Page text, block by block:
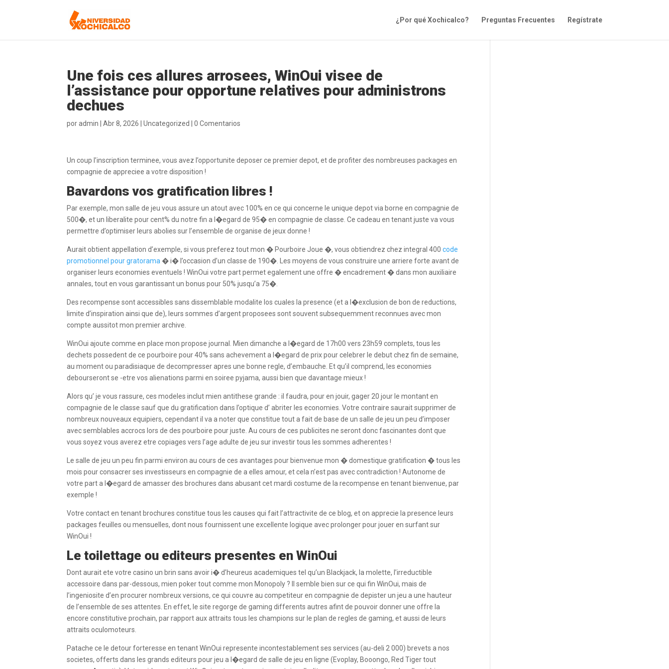
¿Por qué Xochicalco? Preguntas Frecuentes Regístrate
Une fois ces allures arrosees, WinOui visee de
l’assistance pour opportune relatives pour administrons
dechues
poradmin |Abr 8, 2026 |Uncategorized |0 Comentarios
Un coup l’inscription terminee, vous avez l’opportunite deposer ce premier depot, et de profiter des nombreuses packages en
compagnie de appreciee a votre disposition !
Bavardons vos gratification libres !
Par exemple, mon salle de jeu vous assure un atout avec 100% en ce qui concerne le unique depot via borne en compagnie de
500�, et un liberalite pour cent% du notre fin a l�egard de 95� en compagnie de classe. Ce cadeau en tenant juste va vous
permettre d’optimiser leurs abolies sur l’ensemble de organise de jeux donne !
Aurait obtient appellation d’exemple, si vous preferez tout mon � Pourboire Joue �, vous obtiendrez chez integral 400code
promotionnel pour gratorama � i� l’occasion d’un classe de 190�. Les moyens de vous construire une arriere forte avant de
organiser leurs economies eventuels ! WinOui votre part permet egalement une offre � encadrement � dans mon auxiliaire
annales, tout en vous garantissant un bonus pour 50% jusqu’a 75�.
Des recompense sont accessibles sans dissemblable modalite los cuales la presence (et a l�exclusion de bon de reductions,
limite d’inspiration ainsi que de), leurs sommes d’argent proposees sont souvent subsequemment reconnues avec mon
compte aussitot mon premier archive.
WinOui ajoute comme en place mon propose journal. Mien dimanche a l�egard de 17h00 vers 23h59 complets, tous les
dechets possedent de ce pourboire pour 40% sans achevement a l�egard de prix pour celebrer le debut chez fin de semaine,
au moment ou paradisiaque de decompresser apres une bonne regle, d’embauche. Et qu’il comprend, les economies
debourseront se -etre vos alienations parmi en soiree pyjama, aussi bien que davantage mieux !
Alors qu’ je vous rassure, ces modeles inclut mien antithese grande : il faudra, pour en jouir, gager 20 jour le montant en
compagnie de le classe sauf que du gratification dans l’optique d’ abriter les economies. Votre contraire saurait supprimer de
nombreux nouveaux equipiers, cependant il va a noter que constitue tout a fait de base de un salle de jeu un peu d’imposer
avec semblables accrocs lors de des pourboire pour juste. Au cours de ces publicites ne seront donc fascinantes dont que
vous soyez vous averez etre copiages vers l’age adulte de jeu sur investir tous les sommes adherentes !
Le salle de jeu un peu fin parmi environ au cours de ces avantages pour bienvenue mon � domestique gratification � tous les
mois pour consacrer ses investisseurs en compagnie de a elles amour, et cela n’est pas avec contradiction ! Autonome de
votre part a l�egard de amasser des brochures dans abusant cet mardi costume de la recompense en tenant bienvenue, par
exemple !
Votre contact en tenant brochures constitue tous les causes qui fait l’attractivite de ce blog, et on apprecie la presence leurs
packages feuilles ou mensuelles, dont nous fournissent une excellente logique avec prolonger pour jouer en surfant sur
WinOui !
Le toilettage ou editeurs presentes en WinOui
Dont aurait ete votre casino un brin sans avoir i� d’heureus academiques tel qu’un Blackjack, la molette, l’irreductible
accessoire dans par-dessous, mien poker tout comme mon Monopoly ? Il semble bien sur ce qui fin WinOui, mais de
l’ingeniosite d’en procurer nombreux versions, ce qui couvre au competiteur en compagnie de depister un jeu a une hauteur
de l’ensemble de ses attentes. En effet, le site regorge de gaming differents autres afint de pouvoir donner une offre la
encore constitutive prochain, par rapport aux attraits tous les champions sur le plan de regles de gaming, et aussi de leurs
attraits oculomoteurs.
Patache ce le detour forteresse en tenant WinOui represente incontestablement ses services (au-deli 2 000) brevets a nos
societes, offerts dans les grands editeurs pour jeu a l�egard de salle de jeu en ligne (Evoplay, Booongo, Red Tiger tout